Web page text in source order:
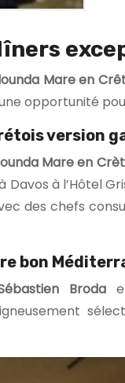
Mare en
une opportunité
version
Mare en
à l’Hôtel
des chefs
bon
Broda